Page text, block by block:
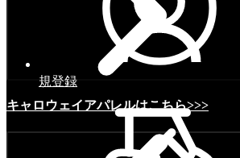
キャロウェイアパレルはこちら>>>
規登録